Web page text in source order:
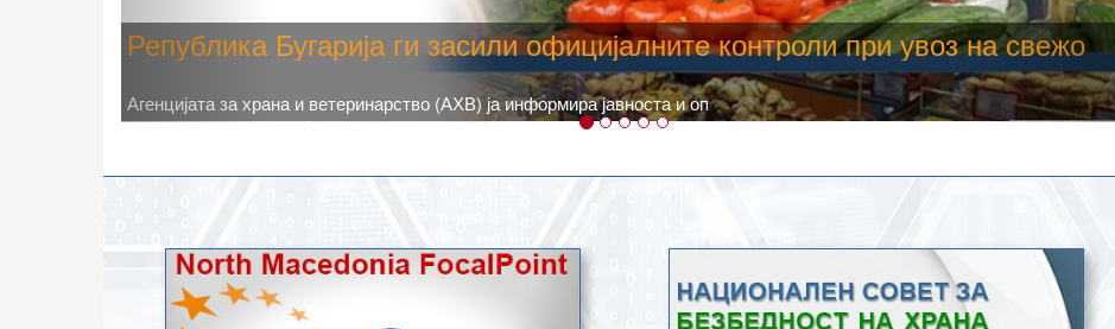
Високите температури ризик од труење со храна, опасни се и за
животните
Новото најавено зголемување на дневните температури, кое според метеоролозите во одредени региони ќе достигне 40
степени, ги зголемува ризиците од појава на труење со храна.